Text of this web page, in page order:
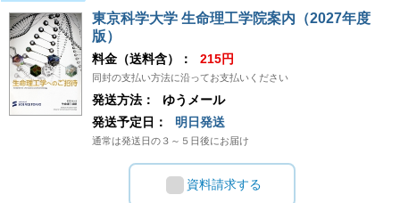
東京科学大学 生命理工学院案内（2027年度
版）
料金（送料含）： 215円
同封の支払い方法に沿ってお支払いください
発送方法：
ゆうメール
発送予定日：
明日発送
通常は発送日の３～５日後にお届け
資料請求する